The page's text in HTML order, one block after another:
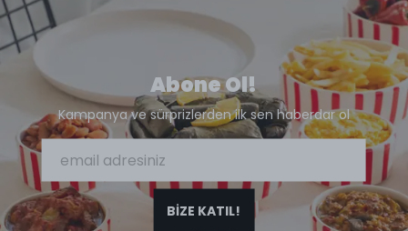
Abone Ol!
Kampanya ve sürprizlerden ilk sen haberdar ol
BİZE KATIL!